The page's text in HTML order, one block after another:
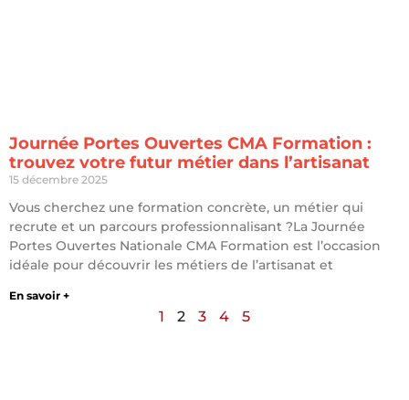
Journée Portes Ouvertes CMA Formation :
trouvez votre futur métier dans l’artisanat
15 décembre 2025
Vous cherchez une formation concrète, un métier qui
recrute et un parcours professionnalisant ?La Journée
Portes Ouvertes Nationale CMA Formation est l’occasion
idéale pour découvrir les métiers de l’artisanat et
En savoir +
1 2 3 4 5